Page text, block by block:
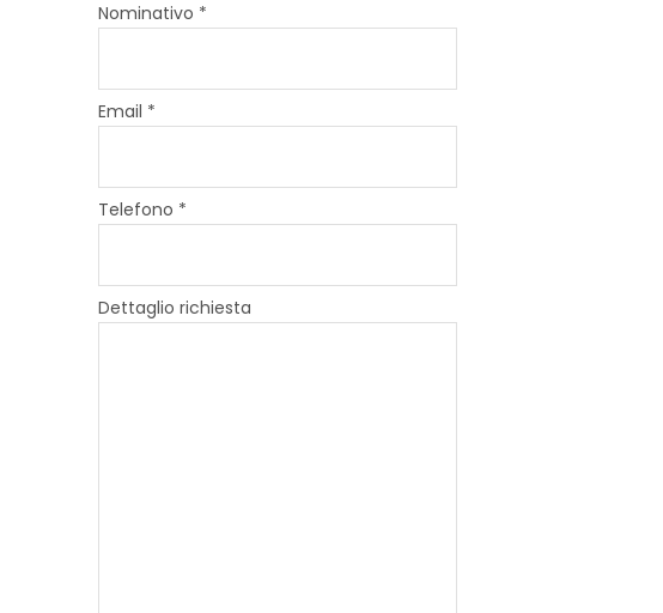
Nominativo *
Email *
Telefono *
Dettaglio richiesta